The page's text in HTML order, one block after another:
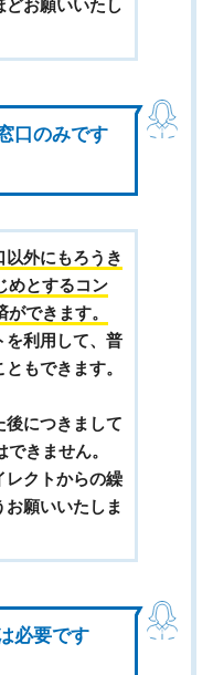
どお願いいたし
口のみです
以外にもろうき
めとするコン
できます。
を利用して、普
もできます。
後につきまして
きません。
レクトからの繰
お願いいたしま
必要です